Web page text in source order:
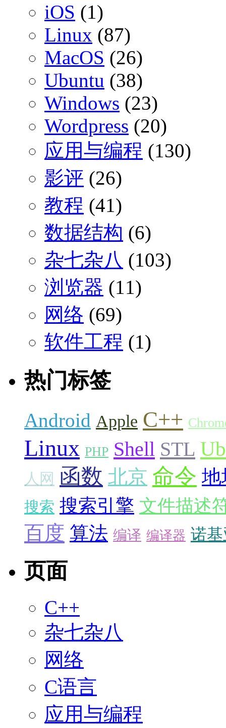
iOS (1)
Linux (87)
MacOS (26)
Ubuntu (38)
Windows (23)
Wordpress (20)
应用与编程 (130)
影评 (26)
教程 (41)
数据结构 (6)
杂七杂八 (103)
浏览器 (11)
网络 (69)
软件工程 (1)
热门标签
Android Apple C++
Linux PHP Shell STL
人网 函数 北京 命令 地
搜索 搜索引擎 文件描述
百度 算法 编译 编译器 诺
页面
C++
杂七杂八
网络
C语言
应用与编程